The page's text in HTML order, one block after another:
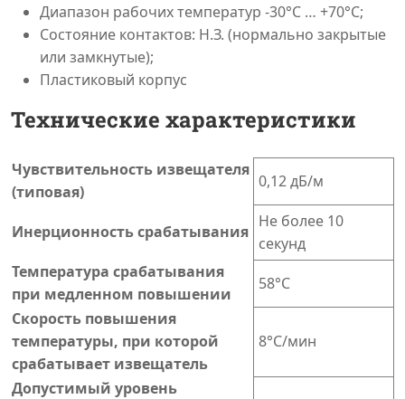
Диапазон рабочих температур -30°C … +70°C;
Состояние контактов: Н.З. (нормально закрытые
или замкнутые);
Пластиковый корпус
Технические характеристики
Чувствительность извещателя
(типовая)
0,12 дБ/м
Инерционность срабатывания
Не более 10
секунд
Температура срабатывания
при медленном повышении
58°С
Скорость повышения
температуры, при которой
срабатывает извещатель
8°С/мин
Допустимый уровень